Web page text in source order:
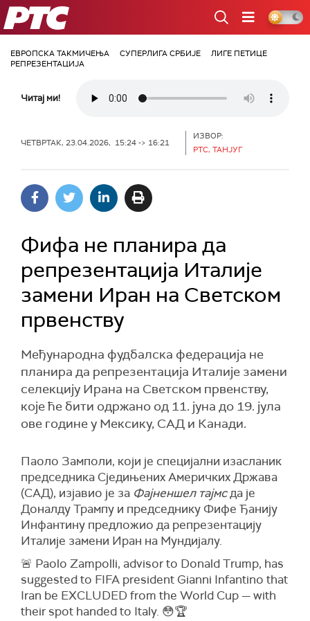
РТС
ЕВРОПСКА ТАКМИЧЕЊА СУПЕРЛИГА СРБИЈЕ
ЛИГЕ ПЕТИЦЕ
РЕПРЕЗЕНТАЦИЈА
Читај ми!
ЧЕТВРТАК, 23.04.2026, 15:24 -> 16:21
ИЗВОР:
РТС, ТАНЈУГ
Фифа не планира да
репрезентација Италије
замени Иран на Светском
првенству
Међународна фудбалска федерација не
планира да репрезентација Италије замени
селекцију Ирана на Светском првенству,
које ће бити одржано од 11. јуна до 19. јула
ове године у Мексику, САД и Канади.
Паоло Замполи, који је специјални изасланик
председника Сједињених Америчких Држава
(САД), изјавио је за Фајненшел тајмсда је
Доналду Трампу и председнику Фифе Ђанију
Инфантину предложио да репрезентацију
Италије замени Иран на Мундијалу.
🚨 Paolo Zampolli, advisor to Donald Trump, has
suggested to FIFA president Gianni Infantino that
Iran be EXCLUDED from the World Cup — with
their spot handed to Italy. 😳🏆